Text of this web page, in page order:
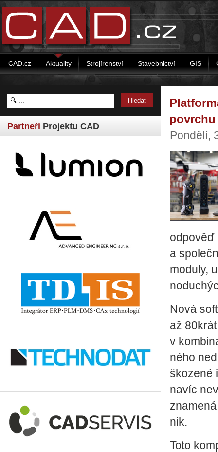
CAD.cz Aktuality Strojírenství Stavebnictví GIS
Partneři Projektu CAD
povrchu
Pondělí,
od­po­věď
a
mo­du­ly,
Nová
až
v
né­ho
ško­ze­né
navíc
nik.
Toto